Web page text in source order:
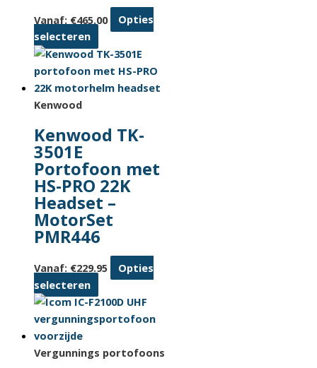
Vanaf: €465.00
Opties
selecteren
Dit
product
heeft
meerdere
optie
gekozen
worden
op
de
productpagina
Kenwood
Kenwood TK-
3501E
Portofoon met
HS-PRO 22K
Headset –
MotorSet
PMR446
Vanaf: €229.95
Opties
selecteren
Dit
product
heeft
variaties.
Vergunnings portofoons